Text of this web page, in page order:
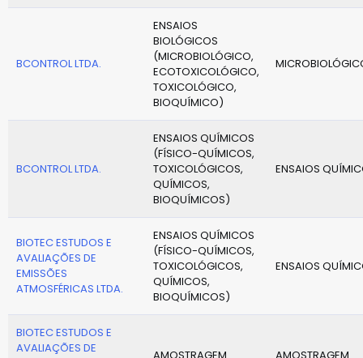
BCONTROL LTDA.
ENSAIOS
BIOLÓGICOS
(MICROBIOLÓGICO,
ECOTOXICOLÓGICO,
TOXICOLÓGICO,
BIOQUÍMICO)
BCONTROL LTDA.
ENSAIOS QUÍMICOS
(FÍSICO-QUÍMICOS,
TOXICOLÓGICOS,
QUÍMICOS,
BIOQUÍMICOS)
ENSAIOS
BIOTEC ESTUDOS E
AVALIAÇÕES DE
EMISSÕES
ATMOSFÉRICAS LTDA.
ENSAIOS QUÍMICOS
(FÍSICO-QUÍMICOS,
TOXICOLÓGICOS,
QUÍMICOS,
BIOQUÍMICOS)
ENSAIOS
BIOTEC ESTUDOS E
AVALIAÇÕES DE